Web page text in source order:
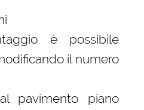
è possibile
il numero
pavimento piano